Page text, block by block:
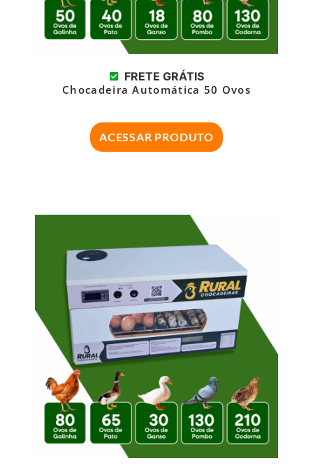
FRETE GRÁTIS
Chocadeira Automática 50 Ovos
ACESSAR PRODUTO